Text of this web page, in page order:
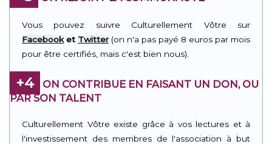
Vous pouvez suivre Culturellement Vôtre sur
Facebooket Twitter(on n'a pas payé 8 euros par mois
pour être certifiés, mais c'est bien nous).
+4
ON CONTRIBUE EN FAISANT UN DON, OU
PAR SON TALENT
Culturellement Vôtre existe grâce à vos lectures et à
l'investissement des membres de l'association à but